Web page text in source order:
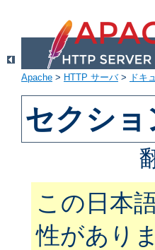
Apache > HTTP サーバ> ドキ
セクショ
この日本
性があり